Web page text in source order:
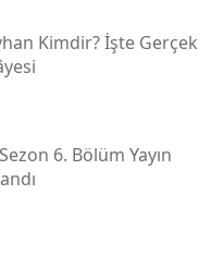
Kimdir? İşte Gerçek
6. Bölüm Yayın